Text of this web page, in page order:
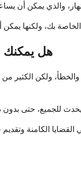
هل يمكنك
ولكن الكثير من
الكامنة